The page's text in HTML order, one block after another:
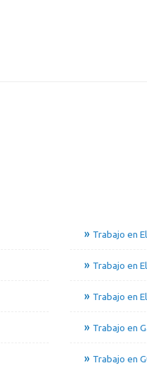
Trabajo en
Trabajo en
Trabajo en
Trabajo en
Trabajo en